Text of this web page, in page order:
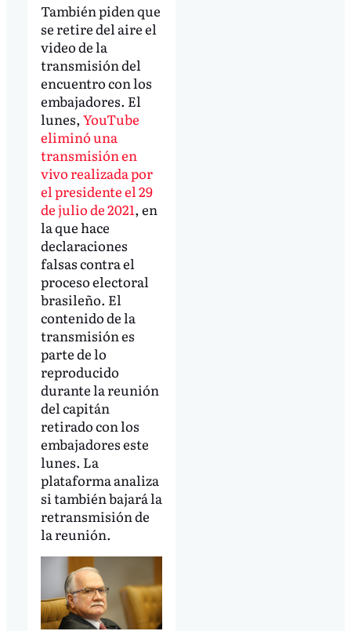
También piden que
se retire del aire el
video de la
transmisión del
encuentro con los
embajadores. El
lunes, YouTube
eliminó una
transmisión en
vivo realizada por
el presidente el 29
de julio de 2021, en
la que hace
declaraciones
falsas contra el
proceso electoral
brasileño. El
contenido de la
transmisión es
parte de lo
reproducido
durante la reunión
del capitán
retirado con los
embajadores este
lunes. La
plataforma analiza
si también bajará la
retransmisión de
la reunión.